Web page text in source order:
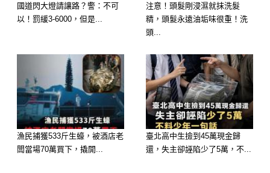
這才是最麻煩的點。
馬桶的排水是靠「瞬間水流＋虹吸作
用」把髒污帶走。
但你用倒水的方式，水流方向和力道不
對，反而可能讓髒東西卡在彎管裡。
久了之後會變成：
國道閃大燈請讓路？警：不可
以！罰緩3-6000，但是...
注意！頭髮剛浸濕就抹洗髮
精，頭髮永遠油垢味很重！洗
頭...
漁民捕獲533斤生蠔，被酒店老
闆當場70萬買下，撬開...
臺北高中生撿到45萬現金歸
還，失主卻誣陷少了5萬，不...